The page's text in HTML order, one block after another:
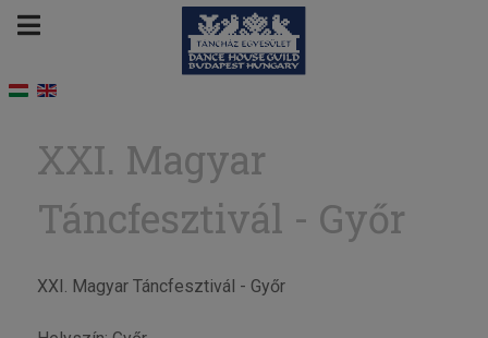
XXI. Magyar
Táncfesztivál - Győr
XXI. Magyar Táncfesztivál - Győr